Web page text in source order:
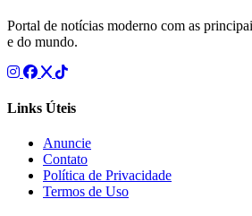
Portal de notícias moderno com as
e do mundo.
Links Úteis
Anuncie
Contato
Política de Privacidade
Termos de Uso